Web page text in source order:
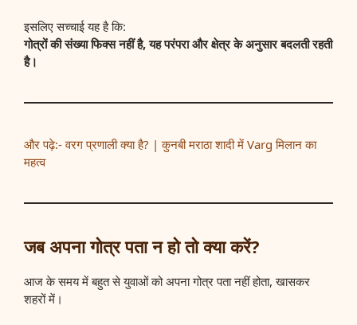
इसलिए सच्चाई यह है कि:
गोत्रों की संख्या फिक्स नहीं है, यह परंपरा और क्षेत्र के अनुसार बदलती रहती
है।
और पढ़े:- वरग प्रणाली क्या है? | कुनबी मराठा शादी में Varg मिलान का
महत्व
जब अपना गोत्र पता न हो तो क्या करें?
आज के समय में बहुत से युवाओं को अपना गोत्र पता नहीं होता, खासकर
शहरों में।